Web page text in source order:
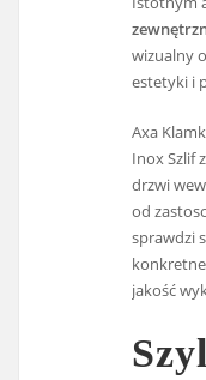
wizualny
estetyki i
Axa
Inox Szlif
drzwi
od
sprawdzi
jakość